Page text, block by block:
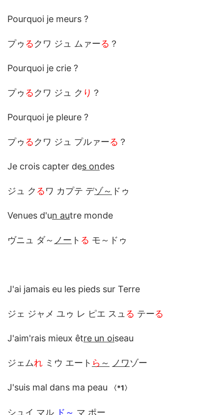
Pourquoi je meurs ?
プゥ るクワ ジュ ムァーる ？
Pourquoi je crie ?
プゥ るクワ ジュ ク り ？
Pourquoi je pleure ?
プゥ るクワ ジュ プルァーる ？
Je crois capter des ondes
ジュ ク るワ カプテ デゾ～ ドゥ
Venues d'un autre monde
ヴニュ ダ～ ノー ト る モ～ドゥ
J'ai jamais eu les pieds sur Terre
ジェ ジャメ ユゥ レ ピエ スュ る テーる
J'aim'rais mieux être un oiseau
ジェムれ ミウ エート ら ～ ノワゾー
J'suis mal dans ma peau 〈*1〉
シュイ マル ド～ マ ポー